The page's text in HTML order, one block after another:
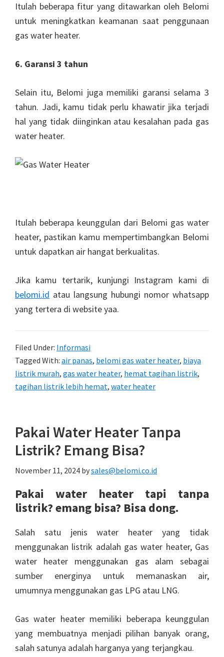
Itulah beberapa fitur yang ditawarkan oleh Belomi
untuk meningkatkan keamanan saat penggunaan
gas water heater.
6. Garansi 3 tahun
Selain itu, Belomi juga memiliki garansi selama 3
tahun. Jadi, kamu tidak perlu khawatir jika terjadi
hal yang tidak diinginkan atau kesalahan pada gas
water heater.
Itulah beberapa keunggulan dari Belomi gas water
heater, pastikan kamu mempertimbangkan Belomi
untuk dapatkan air hangat berkualitas.
Jika kamu tertarik, kunjungi Instagram kami di
belomi.id atau langsung hubungi nomor whatsapp
yang tertera di website yaa.
Filed Under: Informasi
Tagged With: air panas, belomi gas water heater, biaya
listrik murah, gas water heater, hemat tagihan listrik,
tagihan listrik lebih hemat, water heater
Pakai Water Heater Tanpa
Listrik? Emang Bisa?
November 11, 2024 bysales@belomi.co.id
Pakai water heater tapi tanpa
listrik? emang bisa? Bisa dong.
Salah satu jenis water heater yang tidak
menggunakan listrik adalah gas water heater, Gas
water heater menggunakan gas alam sebagai
sumber energinya untuk memanaskan air,
umumnya menggunakan gas LPG atau LNG.
Gas water heater memiliki beberapa keunggulan
yang membuatnya menjadi pilihan banyak orang,
salah satunya adalah harganya yang terjangkau.